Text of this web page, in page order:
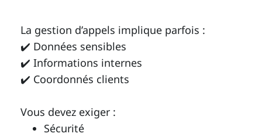
La gestion d’appels implique parfois :
✔️ Données sensibles
✔️ Informations internes
✔️ Coordonnés clients
Vous devez exiger :
Sécurité